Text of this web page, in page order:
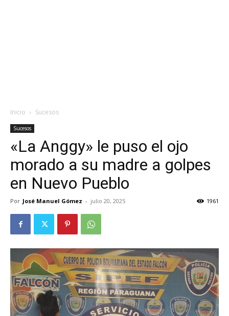
Inicio Sucesos
Sucesos
«La Anggy» le puso el ojo
morado a su madre a golpes
en Nuevo Pueblo
Por José Manuel Gómez - julio 20, 2025 1961